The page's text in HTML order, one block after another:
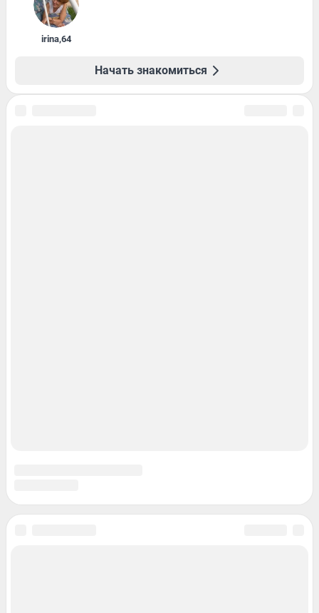
irina,64
Начать знакомиться